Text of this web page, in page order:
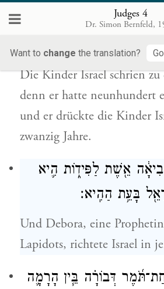
Judges 4
Dr. Simon Bernfeld,
Want to change the translation?
ל֔וֹ וְ֠ה֠וּא לָחַ֞ץ אֶת־בְּנֵ֧י
עֶשְׂרִ֥ים שָׁנָֽה׃{פ}
Die Kinder Israel schrien
denn er hatte neunhundert
und er drückte die Kinder
zwanzig Jahre.
אֵ֖שֶׁת לַפִּיד֑וֹת הִ֛יא
בָּעֵ֥ת הַהִֽיא׃
Und Debora, eine
Lapidots, richtete Israel in
דְּבוֹרָ֗ה בֵּ֧ין הָרָמָ֛ה